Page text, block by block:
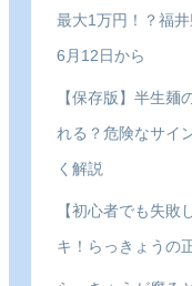
最大1万円！？福
6月12日から
【保存版】半生麺
れる？危険なサイ
く解説
【初心者でも失敗
キ！らっきょうの